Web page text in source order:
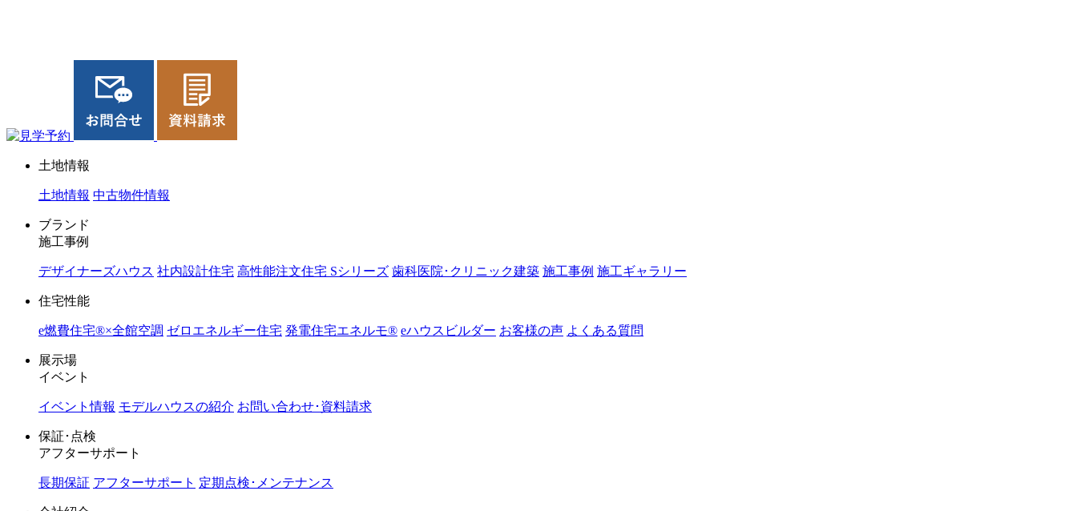
土地情報
土地情報 中古物件情報
ブランド
施工事例
デザイナーズハウス 社内設計住宅 高性能注文住宅 Sシリーズ 歯科医院･クリニック建築 施工事例 施工ギャラリー
住宅性能
e燃費住宅®︎×全館空調 ゼロエネルギー住宅 発電住宅エネルモ®︎ eハウスビルダー お客様の声 よくある質問
展示場
イベント
イベント情報 モデルハウスの紹介 お問い合わせ･資料請求
保証･点検
アフターサポート
長期保証 アフターサポート 定期点検･メンテナンス